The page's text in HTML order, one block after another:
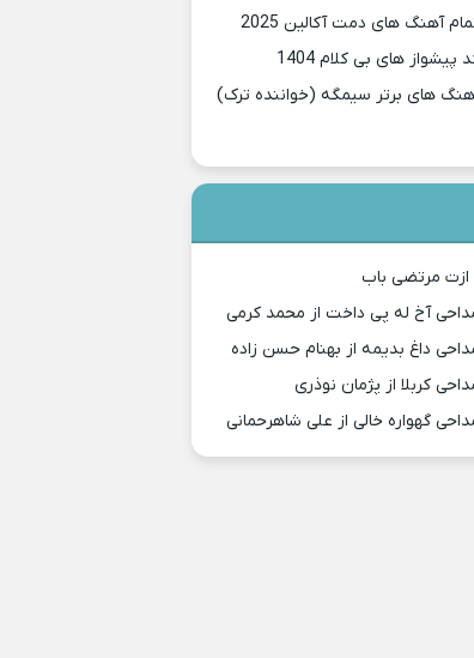
آهنگ های دمت آکالین 2025
پیشواز های بی کلام 1404
آهنگ های برتر سیمگه (خواننده ترک)
ازت مرتضی باب
مداحی آخ له پی داخت از محمد کرمی
داغ بدیمه از بهنام حسن زاده
کربلا از پژمان نوذری
گهواره خالی از علی شاهرحمانی